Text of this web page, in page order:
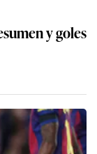
y goles